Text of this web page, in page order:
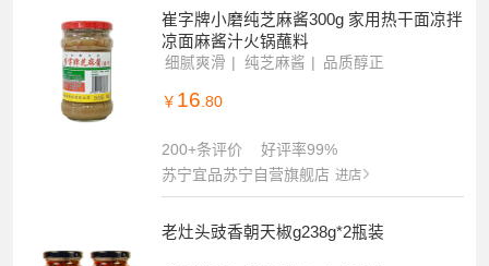
崔字牌小磨纯芝麻酱300g 家用热干面凉拌
凉面麻酱汁火锅蘸料
细腻爽滑 纯芝麻酱 品质醇正
￥ 16 .80
200+条评价
好评率99%
苏宁宜品苏宁自营旗舰店 进店
老灶头豉香朝天椒g238g*2瓶装